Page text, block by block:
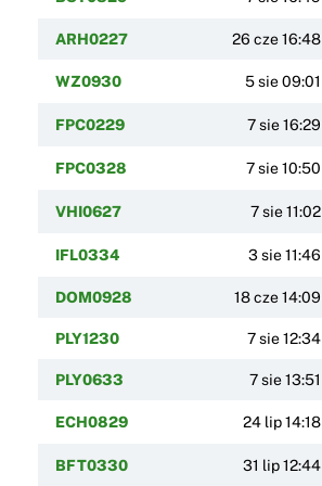
ARH0227 26 cze 16:48
WZ0930 5 sie 09:01
FPC0229 7 sie 16:29
FPC0328 7 sie 10:50
VHI0627 7 sie 11:02
IFL0334 3 sie 11:46
DOM0928 18 cze 14:09
PLY1230 7 sie 12:34
PLY0633 7 sie 13:51
ECH0829 24 lip 14:18
BFT0330 31 lip 12:44